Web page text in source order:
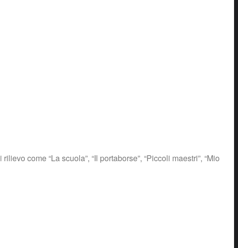
come “La scuola”, “Il portaborse”, “Piccoli maestri”, “Mio